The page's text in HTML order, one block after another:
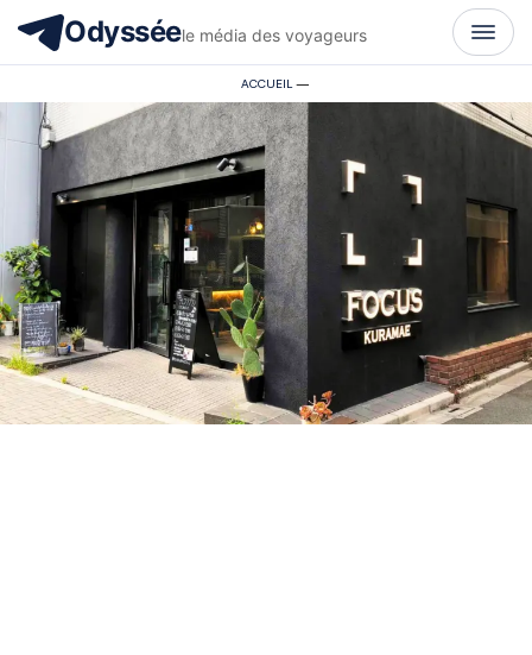
Odysséele média des voyageurs
ACCUEIL —